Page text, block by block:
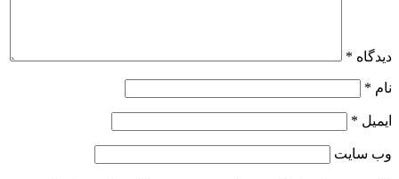
دیدگاه *
نام *
ایمیل *
وب‌ سایت